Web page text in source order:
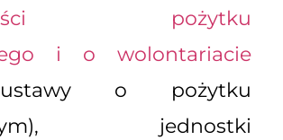
pożytku
i o wolontariacie
o pożytku
jednostki